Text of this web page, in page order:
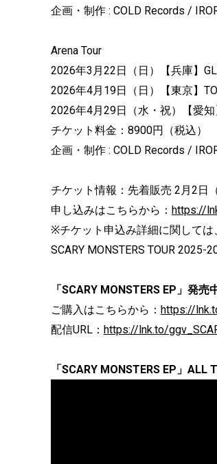
企画・制作 : COLD Records /
Arena Tour
2026年3月22日（日）【兵庫】
2026年4月19日（日）【東京】
2026年4月29日（水・祝）【愛
チケット料金：8900円（税込）
企画・制作 : COLD Records /
チケット情報：先着販売 2月2日
申し込みはこちらから： https://
※チケット申込み詳細に関しては
SCARY MONSTERS TOUR 2025-
「SCARY MONSTERS EP」発売
ご購入はこちらから： https://
配信URL： https://lnk.to/
「SCARY MONSTERS EP」ALL